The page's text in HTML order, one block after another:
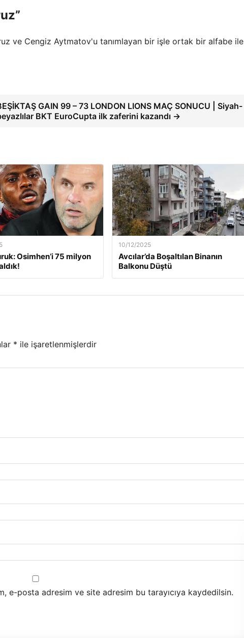
ve Cengiz Aytmatov'u tanımlayan bir işle ortak bir alfabe ile
GAIN 99 – 73 LONDON LIONS MAÇ SONUCU | Siyah-
BKT EuroCupta ilk zaferini kazandı →
Osimhen’i 75 milyon
10/12/2025
Avcılar’da Boşaltılan Binanın
Balkonu Düştü
* ile işaretlenmişlerdir
e-posta adresim ve site adresim bu tarayıcıya kaydedilsin.